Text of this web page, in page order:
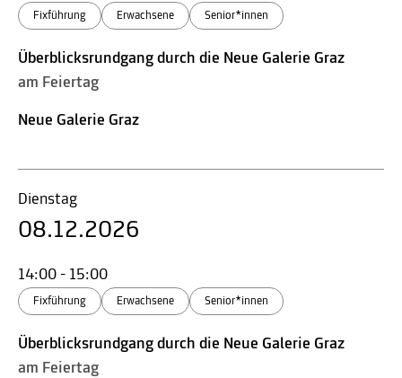
Fixführung Erwachsene Senior*innen
Überblicksrundgang durch die Neue Galerie Graz
am Feiertag
Neue Galerie Graz
Dienstag
08.12.2026
14:00 - 15:00
Fixführung Erwachsene Senior*innen
Überblicksrundgang durch die Neue Galerie Graz
am Feiertag